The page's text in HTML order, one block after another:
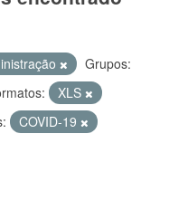
Grupos:
XLS
COVID-19